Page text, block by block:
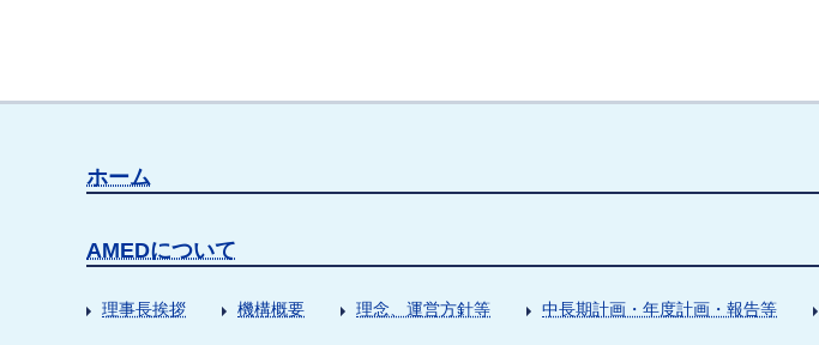
ホーム
AMEDについて
理事長挨拶 機構概要 理念、運営方針等 中長期計画・年度計画・報告等